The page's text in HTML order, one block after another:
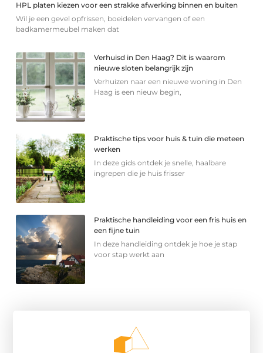
HPL platen kiezen voor een strakke afwerking binnen en buiten
Wil je een gevel opfrissen, boeidelen vervangen of een
badkamermeubel maken dat
Verhuisd in Den Haag? Dit is waarom
nieuwe sloten belangrijk zijn
Verhuizen naar een nieuwe woning in Den
Haag is een nieuw begin,
Praktische tips voor huis & tuin die meteen
werken
In deze gids ontdek je snelle, haalbare
ingrepen die je huis frisser
Praktische handleiding voor een fris huis en
een fijne tuin
In deze handleiding ontdek je hoe je stap
voor stap werkt aan